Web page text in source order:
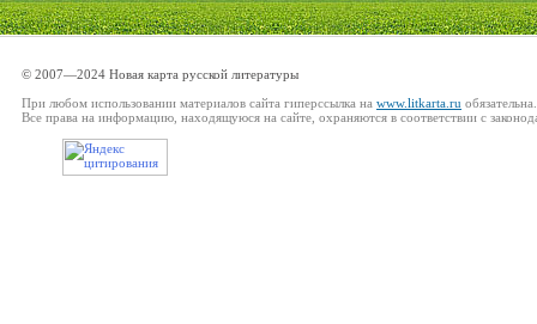
© 2007—2024 Новая карта русской литературы
При любом использовании материалов сайта гиперссылка на www.litkarta.ru обязательна.
Все права на информацию, находящуюся на сайте, охраняются в соответствии с